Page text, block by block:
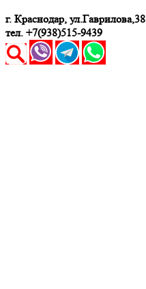
г. Краснодар, ул.Гаврилова,38
тел. +7(938)515-9439